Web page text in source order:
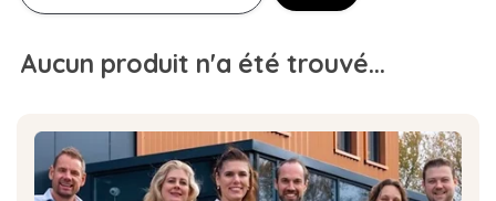
Aucun produit n'a été trouvé...